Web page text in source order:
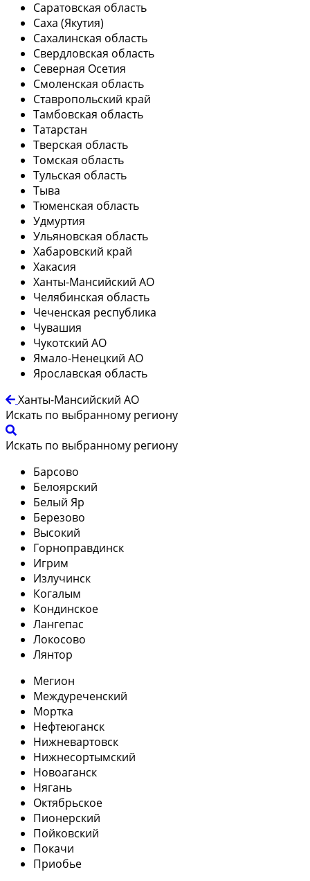
Саратовская область
Саха (Якутия)
Сахалинская область
Свердловская область
Северная Осетия
Смоленская область
Ставропольский край
Тамбовская область
Татарстан
Тверская область
Томская область
Тульская область
Тыва
Тюменская область
Удмуртия
Ульяновская область
Хабаровский край
Хакасия
Ханты-Мансийский АО
Челябинская область
Чеченская республика
Чувашия
Чукотский АО
Ямало-Ненецкий АО
Ярославская область
Ханты-Мансийский АО
Искать по выбранному региону
Искать по выбранному региону
Барсово
Белоярский
Белый Яр
Березово
Высокий
Горноправдинск
Игрим
Излучинск
Когалым
Кондинское
Лангепас
Локосово
Лянтор
Мегион
Междуреченский
Мортка
Нефтеюганск
Нижневартовск
Нижнесортымский
Новоаганск
Нягань
Октябрьское
Пионерский
Пойковский
Покачи
Приобье